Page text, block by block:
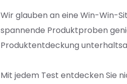
Wir glauben an eine Win-Win-
spannende Produktproben
Produktentdeckung
Mit jedem Test entdecken Sie